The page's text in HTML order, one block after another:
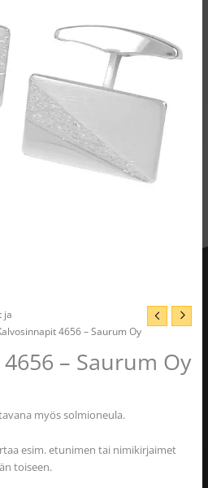
ja
4656 – Saurum Oy
– Saurum Oy
myös solmioneula.
esim. etunimen tai nimikirjaimet
toiseen.